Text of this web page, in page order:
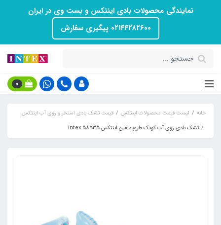
نمایندگی محصولات بادی اینتکس و بست وی در ایران
۰۲۱۴۴۲۸۲۶۰۰ پیگیری سفارش
0
خانه لیست قیمت محصولات اینتکس
قیمت تشک بادی استخر و روی آب اینتکس
تشک بادی روی آب کودک طرح دلفین اینتکس intex 58535